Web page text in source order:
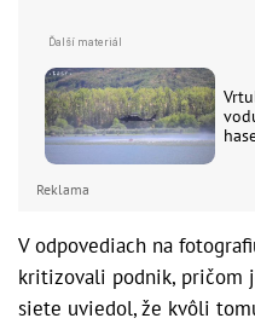
Reklama
V odpovediach na
kritizovali podnik, pričom
siete uviedol, že kvôli